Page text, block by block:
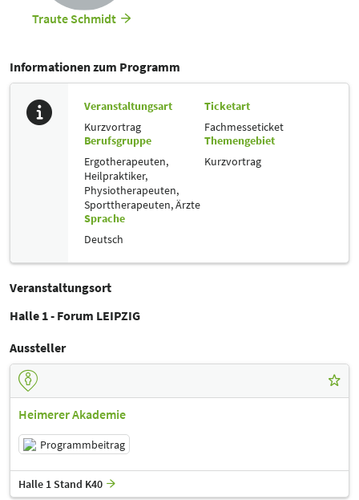
Traute Schmidt
Informationen zum Programm
Veranstaltungsart
Kurzvortrag
Ticketart
Fachmesseticket
Berufsgruppe
Ergotherapeuten,
Heilpraktiker,
Physiotherapeuten,
Sporttherapeuten,Ärzte
Themengebiet
Kurzvortrag
Sprache
Deutsch
Veranstaltungsort
Halle 1 - Forum LEIPZIG
Aussteller
Heimerer Akademie
Programmbeitrag
Halle 1 Stand K40